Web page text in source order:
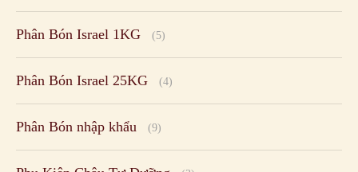
Phân Bón Israel 1KG (5)
Phân Bón Israel 25KG (4)
Phân Bón nhập khẩu (9)